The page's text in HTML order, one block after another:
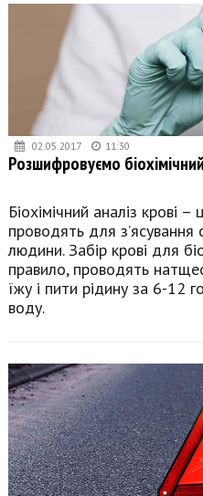
02.05.2017 11:30
Розшифровуємо
Біохімічний аналіз крові
проводять для з’ясування
людини. Забір крові для
правило, проводять
їжу і пити рідину за 6-12
воду.